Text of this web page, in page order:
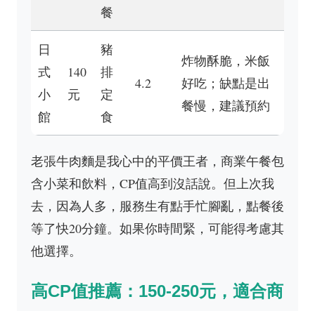
餐
日
式
小
館
140
元
豬
排
定
食
4.2
炸物酥脆，米飯
好吃；缺點是出
餐慢，建議預約
老張牛肉麵是我心中的平價王者，商業午餐包
含小菜和飲料，CP值高到沒話說。但上次我
去，因為人多，服務生有點手忙腳亂，點餐後
等了快20分鐘。如果你時間緊，可能得考慮其
他選擇。
高CP值推薦：150-250元，適合商